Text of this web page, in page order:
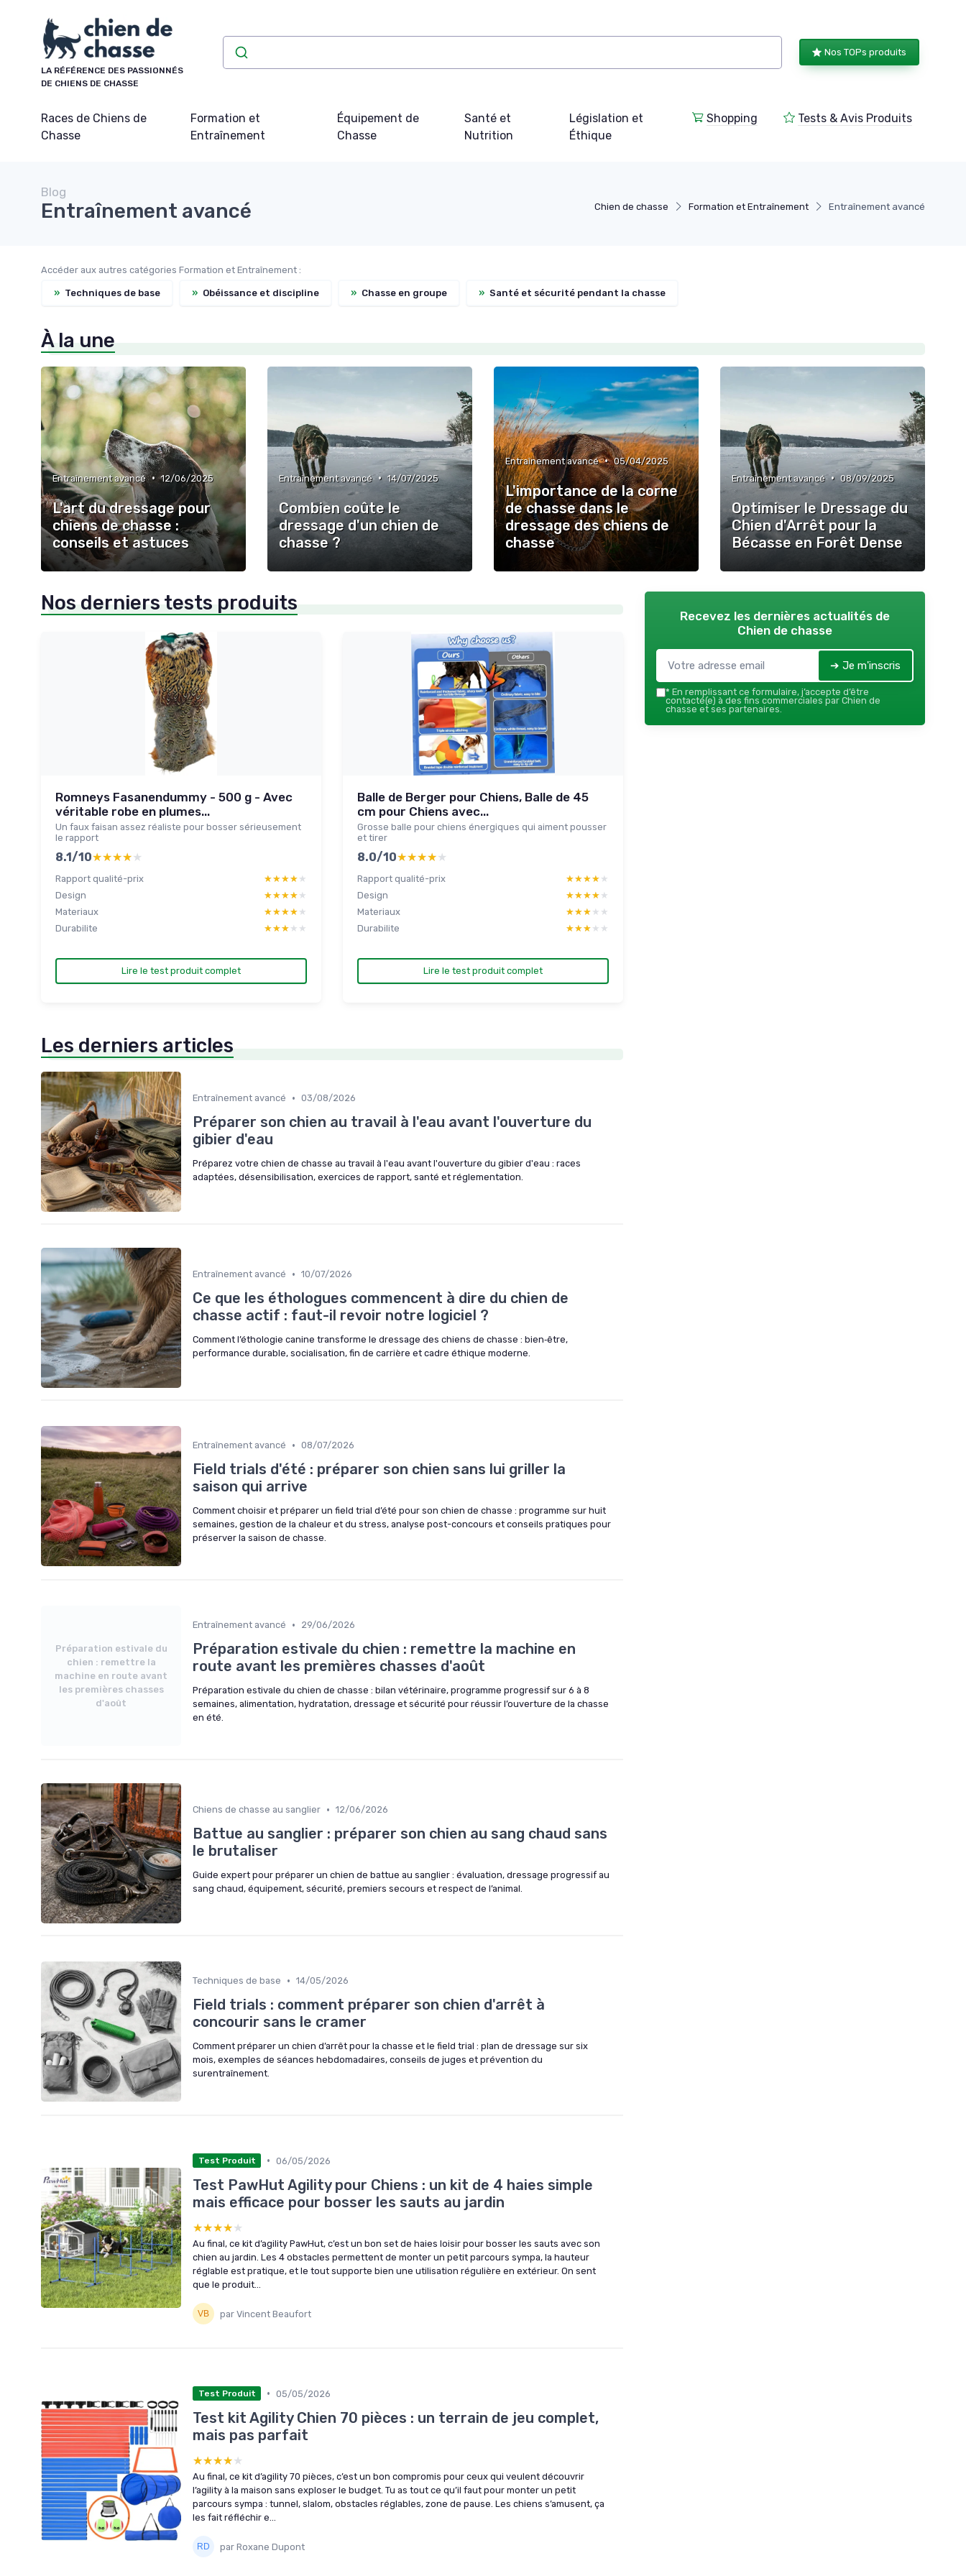
LA RÉFÉRENCE DES PASSIONNÉS
DE CHIENS DE CHASSE
Nos TOPs produits
Races de Chiens de
Chasse
Formation et
Entraînement
Équipement de
Chasse
Santé et
Nutrition
Législation et
Éthique
Shopping Tests & Avis Produits
Chien de chasse Formation et Entraînement Entraînement avancé
Blog
Entraînement avancé
Accéder aux autres catégories Formation et Entraînement :
» Techniques de base » Obéissance et discipline » Chasse en groupe » Santé et sécurité pendant la chasse
À la une
Entraînement avancé • 12/06/2025
L'art du dressage pour
chiens de chasse :
conseils et astuces
Entraînement avancé • 14/07/2025
Combien coûte le
dressage d'un chien de
chasse ?
Entraînement avancé • 05/04/2025
L'importance de la corne
de chasse dans le
dressage des chiens de
chasse
Entraînement avancé • 08/09/2025
Optimiser le Dressage du
Chien d'Arrêt pour la
Bécasse en Forêt Dense
Nos derniers tests produits
Romneys Fasanendummy - 500 g - Avec
véritable robe en plumes...
Un faux faisan assez réaliste pour bosser sérieusement
le rapport
8.1/10★★★★★
★★★★★
Rapport qualité-prix ★★★★★
★★★★★
Design
★★★★★
★★★★★
Materiaux
★★★★★
★★★★★
Durabilite
★★★★★
★★★★★
Lire le test produit complet
Balle de Berger pour Chiens, Balle de 45
cm pour Chiens avec...
Grosse balle pour chiens énergiques qui aiment pousser
et tirer
8.0/10★★★★★
★★★★★
Rapport qualité-prix ★★★★★
★★★★★
Design
★★★★★
★★★★★
Materiaux
★★★★★
★★★★★
Durabilite
★★★★★
★★★★★
Lire le test produit complet
Les derniers articles
Entraînement avancé • 03/08/2026
Préparer son chien au travail à l'eau avant l'ouverture du
gibier d'eau
Préparez votre chien de chasse au travail à l'eau avant l'ouverture du gibier d'eau : races
adaptées, désensibilisation, exercices de rapport, santé et réglementation.
Entraînement avancé • 10/07/2026
Ce que les éthologues commencent à dire du chien de
chasse actif : faut-il revoir notre logiciel ?
Comment l’éthologie canine transforme le dressage des chiens de chasse : bien‑être,
performance durable, socialisation, fin de carrière et cadre éthique moderne.
Entraînement avancé • 08/07/2026
Field trials d'été : préparer son chien sans lui griller la
saison qui arrive
Comment choisir et préparer un field trial d’été pour son chien de chasse : programme sur huit
semaines, gestion de la chaleur et du stress, analyse post-concours et conseils pratiques pour
préserver la saison de chasse.
Préparation estivale du
chien : remettre la
machine en route avant
les premières chasses
d'août
Entraînement avancé • 29/06/2026
Préparation estivale du chien : remettre la machine en
route avant les premières chasses d'août
Préparation estivale du chien de chasse : bilan vétérinaire, programme progressif sur 6 à 8
semaines, alimentation, hydratation, dressage et sécurité pour réussir l’ouverture de la chasse
en été.
Chiens de chasse au sanglier • 12/06/2026
Battue au sanglier : préparer son chien au sang chaud sans
le brutaliser
Guide expert pour préparer un chien de battue au sanglier : évaluation, dressage progressif au
sang chaud, équipement, sécurité, premiers secours et respect de l’animal.
Techniques de base • 14/05/2026
Field trials : comment préparer son chien d'arrêt à
concourir sans le cramer
Comment préparer un chien d’arrêt pour la chasse et le field trial : plan de dressage sur six
mois, exemples de séances hebdomadaires, conseils de juges et prévention du
surentraînement.
Test Produit • 06/05/2026
Test PawHut Agility pour Chiens : un kit de 4 haies simple
mais efficace pour bosser les sauts au jardin
★★★★★
★★★★★
Au final, ce kit d’agility PawHut, c’est un bon set de haies loisir pour bosser les sauts avec son
chien au jardin. Les 4 obstacles permettent de monter un petit parcours sympa, la hauteur
réglable est pratique, et le tout supporte bien une utilisation régulière en extérieur. On sent
que le produit...
par Vincent Beaufort
Test Produit • 05/05/2026
Test kit Agility Chien 70 pièces : un terrain de jeu complet,
mais pas parfait
★★★★★
★★★★★
Au final, ce kit d’agility 70 pièces, c’est un bon compromis pour ceux qui veulent découvrir
l’agility à la maison sans exploser le budget. Tu as tout ce qu’il faut pour monter un petit
parcours sympa : tunnel, slalom, obstacles réglables, zone de pause. Les chiens s’amusent, ça
les fait réfléchir e...
par Roxane Dupont
Recevez les dernières actualités de
Chien de chasse
➔ Je m'inscris
* En remplissant ce formulaire, j’accepte d’être
contacté(e) à des fins commerciales par Chien de
chasse et ses partenaires.